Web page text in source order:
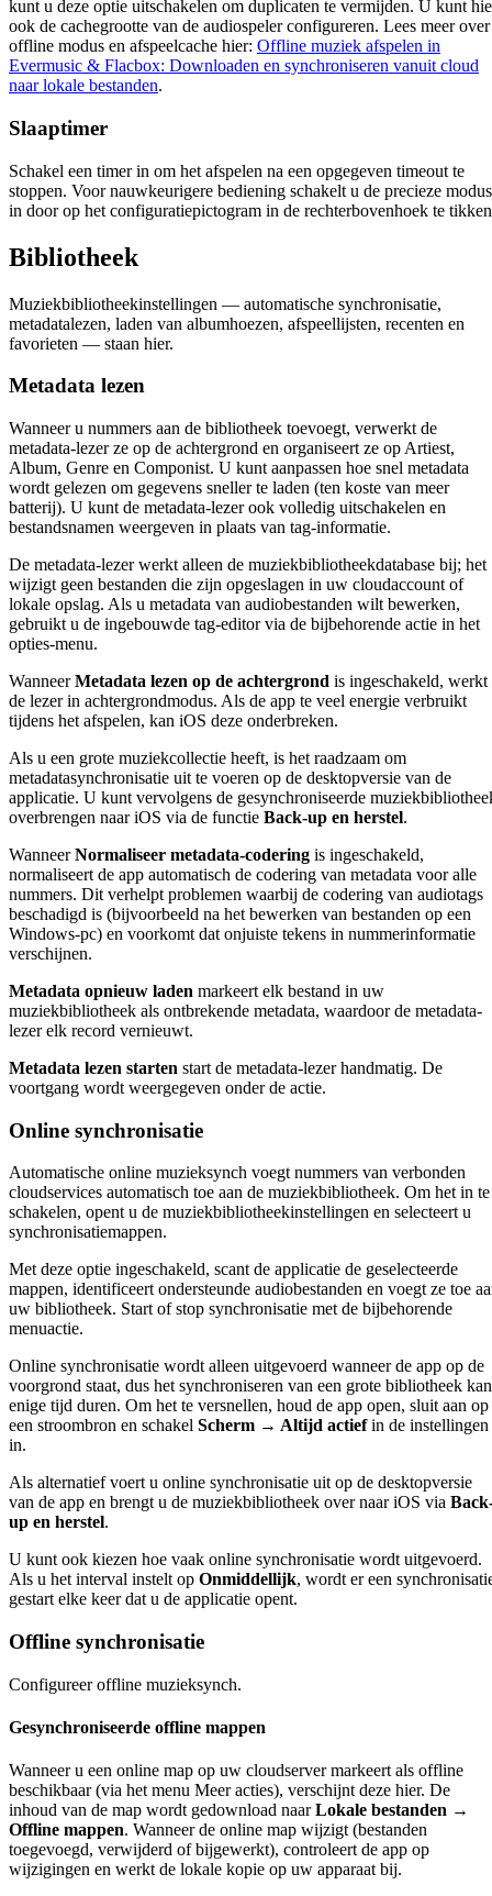
kunt u deze optie uitschakelen om duplicaten te vermijden. U kunt
ook de cachegrootte van de audiospeler configureren. Lees meer over
offline modus en afspeelcache hier: Offline muziek afspelen in
Evermusic & Flacbox: Downloaden en synchroniseren vanuit cloud
naar lokale bestanden.
Slaaptimer
Schakel een timer in om het afspelen na een opgegeven timeout te
stoppen. Voor nauwkeurigere bediening schakelt u de precieze modus
in door op het configuratiepictogram in de rechterbovenhoek te
Bibliotheek
Muziekbibliotheekinstellingen — automatische synchronisatie,
metadatalezen, laden van albumhoezen, afspeellijsten, recenten en
favorieten — staan hier.
Metadata lezen
Wanneer u nummers aan de bibliotheek toevoegt, verwerkt de
metadata-lezer ze op de achtergrond en organiseert ze op Artiest,
Album, Genre en Componist. U kunt aanpassen hoe snel metadata
wordt gelezen om gegevens sneller te laden (ten koste van meer
batterij). U kunt de metadata-lezer ook volledig uitschakelen en
bestandsnamen weergeven in plaats van tag-informatie.
De metadata-lezer werkt alleen de muziekbibliotheekdatabase bij; het
wijzigt geen bestanden die zijn opgeslagen in uw cloudaccount of
lokale opslag. Als u metadata van audiobestanden wilt bewerken,
gebruikt u de ingebouwde tag-editor via de bijbehorende actie in het
opties-menu.
WanneerMetadata lezen op de achtergrond is ingeschakeld, werkt
de lezer in achtergrondmodus. Als de app te veel energie verbruikt
tijdens het afspelen, kan iOS deze onderbreken.
Als u een grote muziekcollectie heeft, is het raadzaam om
metadatasynchronisatie uit te voeren op de desktopversie van de
applicatie. U kunt vervolgens de gesynchroniseerde
overbrengen naar iOS via de functie Back-up en herstel.
WanneerNormaliseer metadata-codering is ingeschakeld,
normaliseert de app automatisch de codering van metadata voor alle
nummers. Dit verhelpt problemen waarbij de codering van audiotags
beschadigd is (bijvoorbeeld na het bewerken van bestanden op een
Windows-pc) en voorkomt dat onjuiste tekens in nummerinformatie
verschijnen.
Metadata opnieuw laden markeert elk bestand in uw
muziekbibliotheek als ontbrekende metadata, waardoor de metadata-
lezer elk record vernieuwt.
Metadata lezen starten start de metadata-lezer handmatig. De
voortgang wordt weergegeven onder de actie.
Online synchronisatie
Automatische online muzieksynch voegt nummers van verbonden
cloudservices automatisch toe aan de muziekbibliotheek. Om het in te
schakelen, opent u de muziekbibliotheekinstellingen en selecteert u
synchronisatiemappen.
Met deze optie ingeschakeld, scant de applicatie de geselecteerde
mappen, identificeert ondersteunde audiobestanden en voegt ze toe
uw bibliotheek. Start of stop synchronisatie met de bijbehorende
menuactie.
Online synchronisatie wordt alleen uitgevoerd wanneer de app op de
voorgrond staat, dus het synchroniseren van een grote bibliotheek kan
enige tijd duren. Om het te versnellen, houd de app open, sluit aan op
een stroombron en schakel Scherm → Altijd actiefin de instellingen
in.
Als alternatief voert u online synchronisatie uit op de desktopversie
van de app en brengt u de muziekbibliotheek over naar iOS via
up en herstel.
U kunt ook kiezen hoe vaak online synchronisatie wordt uitgevoerd.
Als u het interval instelt op Onmiddellijk, wordt er een
gestart elke keer dat u de applicatie opent.
Offline synchronisatie
Configureer offline muzieksynch.
Gesynchroniseerde offline mappen
Wanneer u een online map op uw cloudserver markeert als offline
beschikbaar (via het menu Meer acties), verschijnt deze hier. De
inhoud van de map wordt gedownload naarLokale bestanden →
Offline mappen. Wanneer de online map wijzigt (bestanden
toegevoegd, verwijderd of bijgewerkt), controleert de app op
wijzigingen en werkt de lokale kopie op uw apparaat bij.